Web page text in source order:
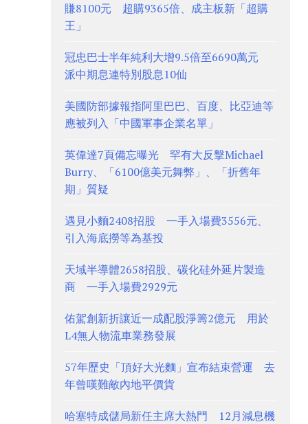
賺8100元 超購9365倍、成主板新「超購
王」
冠忠巴士半年純利大增9.5倍至6690萬元
派中期息連特別股息10仙
美國防部據報指阿里巴巴、百度、比亞迪等
應被列入「中國軍事企業名單」
英偉達7頁備忘曝光 罕有大反擊Michael
Burry、「6100億美元舞弊」、「折舊年
期」質疑
遇見小麵2408招股 一手入場費3556元、
引入海底撈等為基投
天域半導體2658招股、碳化硅外延片製造
商 一手入場費2929元
佑駕創新折讓近一成配股淨籌2億元 用於
L4無人物流車業務發展
57年歷史「頂好大光麵」宣布結束營運 去
年曾嘆難敵內地平價貨
哈塞特成儲局新任主席大熱門 12月減息機